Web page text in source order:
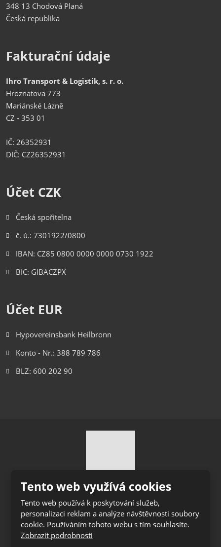
348 13 Chodová Planá
Česká republika
Fakturační údaje
Ihro Transport & Logistik, s. r. o.
Hroznatova 773
Mariánské Lázně
CZ - 353 01
IČ: 26352931
DIČ: CZ26352931
Účet CZK
Česká spořitelna
č. ú.: 7301922/0800
IBAN: CZ85 0800 0000 0000 0730 1922
BIC: GIBACZPX
Účet EUR
Hypovereinsbank Heilbronn
Konto - Nr.: 388 789 786
BLZ: 600 202 90
© 2026 Ihro Transport & Logistik s.r.o., vytvořila eBRÁNA
s.r.o.
Mapa stránek |Podmínky použití |Whistleblowing
Tento web využívá cookies
Tento web používá k poskytování služeb,
personalizaci reklam a analýze návštěvnosti soubory
cookie. Používáním tohoto webu s tím souhlasíte.
Zobrazit podrobnosti